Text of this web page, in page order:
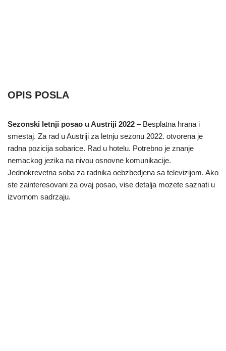
OPIS POSLA
Sezonski letnji posao u Austriji 2022 – Besplatna hrana i
smestaj. Za rad u Austriji za letnju sezonu 2022. otvorena je
radna pozicija sobarice. Rad u hotelu. Potrebno je znanje
nemackog jezika na nivou osnovne komunikacije.
Jednokrevetna soba za radnika oebzbedjena sa televizijom. Ako
ste zainteresovani za ovaj posao, vise detalja mozete saznati u
izvornom sadrzaju.